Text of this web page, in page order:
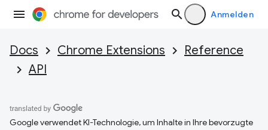
Anmelden
Docs Chrome Extensions
Reference
API
Google verwendet KI-Technologie, um Inhalte in Ihre bevorzugte